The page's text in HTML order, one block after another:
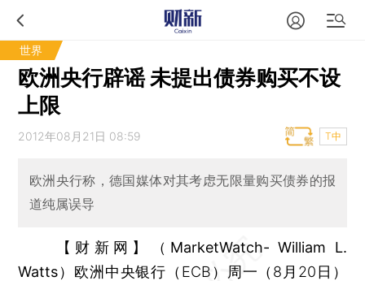
世界
欧洲央行辟谣 未提出债券购买不设
上限
2012年08月21日 08:59 T中
欧洲央行称，德国媒体对其考虑无限量购买债券的报
道纯属误导
【财新网】（MarketWatch- William L.
Watts） 欧洲中央银行（ECB）周一（8月20日）